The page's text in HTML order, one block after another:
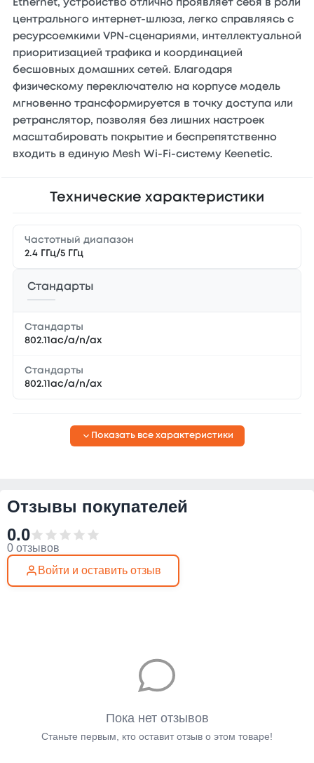
Ethernet, устройство отлично проявляет себя в роли
центрального интернет-шлюза, легко справляясь с
ресурсоемкими VPN-сценариями, интеллектуальной
приоритизацией трафика и координацией
бесшовных домашних сетей. Благодаря
физическому переключателю на корпусе модель
мгновенно трансформируется в точку доступа или
ретранслятор, позволяя без лишних настроек
масштабировать покрытие и беспрепятственно
входить в единую Mesh Wi-Fi-систему Keenetic.
Технические характеристики
Частотный диапазон
2.4 ГГц/5 ГГц
Стандарты
Стандарты
802.11ac/a/n/ax
Стандарты
802.11ac/a/n/ax
Показать все характеристики
Отзывы покупателей
0.0
0 отзывов
Войти и оставить отзыв
Пока нет отзывов
Станьте первым, кто оставит отзыв о этом товаре!